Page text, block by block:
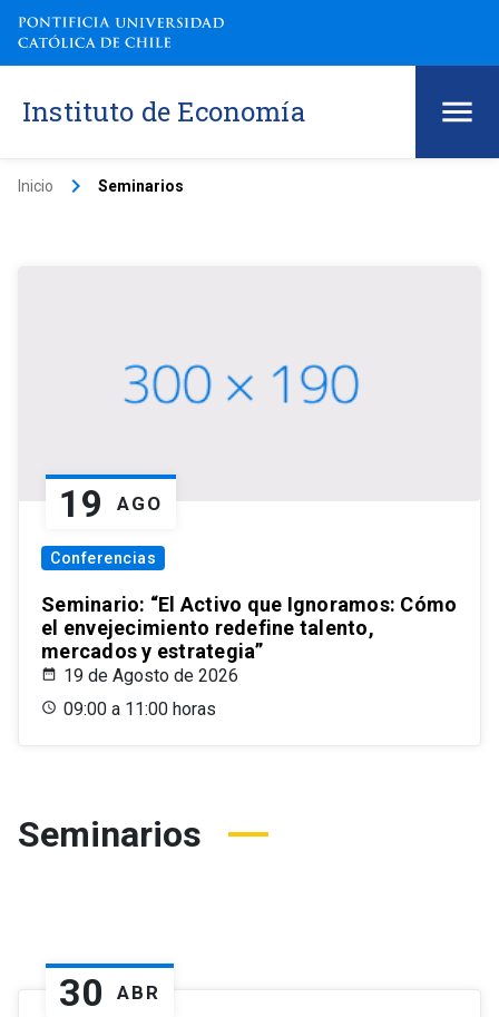
Instituto de Economía
Inicio keyboard_arrow_right Seminarios
19 AGO
Conferencias
Seminario: “El Activo que Ignoramos: Cómo
el envejecimiento redefine talento,
mercados y estrategia”
19 de Agosto de 2026
09:00 a 11:00 horas
Seminarios
30 ABR